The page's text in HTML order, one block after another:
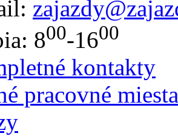
800-1600
kontakty
pracovné miesta